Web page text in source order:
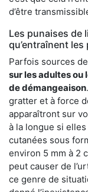
d’être
Les punaises de
qu’entraînent les
Parfois sources
sur les adultes ou
de démangeaison
gratter et à force
apparaîtront sur
à la longue si
cutanées sous
environ 5 mm à 2
peut causer de
ce genre de